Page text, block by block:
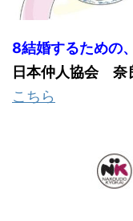
8結婚するための
日本仲人協会 奈
こちら